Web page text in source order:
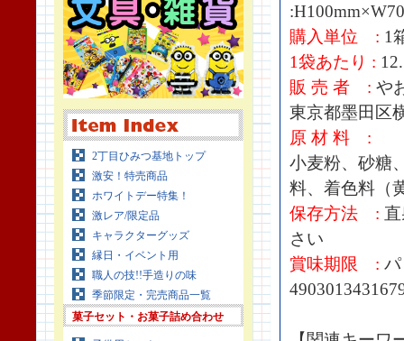
2丁目ひみつ基地トップ
激安！特売商品
ホワイトデー特集！
激レア/限定品
キャラクターグッズ
縁日・イベント用
職人の技!!手造りの味
季節限定・完売商品一覧
菓子セット・お菓子詰め合わせ
購入単位 : 1
1袋あたり :
販 売 者 : や
東京都墨田区
原 材 料 :
小麦粉、砂糖
料、着色料（
保存方法 :
さい
賞味期限 :